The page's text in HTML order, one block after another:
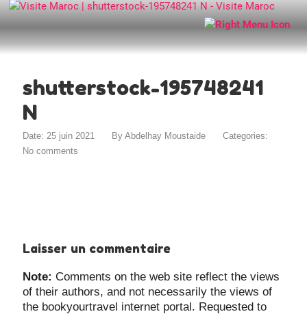
shutterstock-195748241
N
Date: 25 juin 2021 ByAbdelhay Moustaide
Categories:
No comments
Laisser un commentaire
Note: Comments on the web site reflect the views
of their authors, and not necessarily the views of
the bookyourtravel internet portal. Requested to